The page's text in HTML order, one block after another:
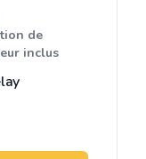
de
inclus